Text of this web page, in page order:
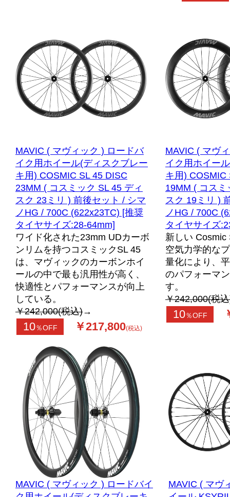
MAVIC ( マヴィック ) ロードバ
イク用ホイール(ディスクブレー
キ用) COSMIC SL 45 DISC
23MM ( コスミック SL 45 ディ
スク 23ミリ ) 前後セット / シマ
ノHG / 700C (622x23TC) [推奨
タイヤサイズ:28-64mm]
ワイド化された23mm UDカーボ
ンリムを持つコスミックSL 45
は、マヴィックのカーボンホイ
ールの中で最も汎用性が高く、
快適性とパフォーマンスが向上
している。
￥242,000(税込)→
10％OFF ￥217,800(税込)
MAVIC ( マヴ
イク用ホイー
キ用) COSMIC
19MM ( コスミ
スク 19ミリ )
ノHG / 700C
タイヤサイズ
新しい Cosmic
空気力学的な
量化により、
のパフォーマ
す。
￥242,000(税
10％OFF
MAVIC ( マヴィック ) ロードバイ
MAVIC ( マヴ